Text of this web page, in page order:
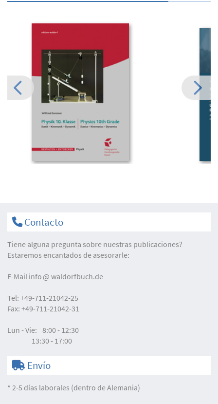
Contacto
Tiene alguna pregunta sobre nuestras publicaciones?
Estaremos encantados de asesorarle:
E-Mail info waldorfbuch.de
Tel: +49-711-21042-25
Fax: +49-711-21042-31
Lun - Vie: 8:00 - 12:30
13:30 - 17:00
Envío
* 2-5 días laborales (dentro de Alemania)